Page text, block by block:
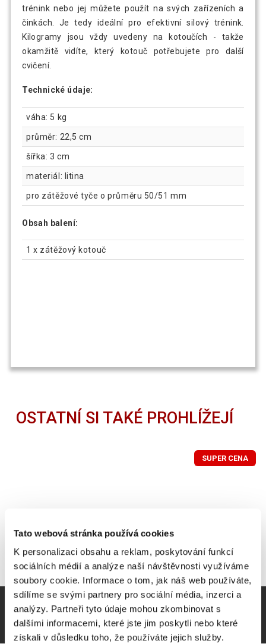
Tato webová stránka používá cookies
K personalizaci obsahu a reklam, poskytování funkcí
sociálních médií a analýze naší návštěvnosti využíváme
soubory cookie. Informace o tom, jak náš web používáte,
sdílíme se svými partnery pro sociální média, inzerci a
analýzy. Partneři tyto údaje mohou zkombinovat s
dalšími informacemi, které jste jim poskytli nebo které
získali v důsledku toho, že používáte jejich služby.
trénink nebo jej můžete použít na svých zařízeních a
činkách. Je tedy ideální pro efektivní silový trénink.
Kilogramy jsou vždy uvedeny na kotoučích - takže
okamžitě vidíte, který kotouč potřebujete pro další
cvičení.
Technické údaje:
váha: 5 kg
průměr: 22,5 cm
šířka: 3 cm
materiál: litina
pro zátěžové tyče o průměru 50/51 mm
Obsah balení:
1 x zátěžový kotouč
OSTATNÍ SI TAKÉ PROHLÍŽEJÍ
SUPER CENA